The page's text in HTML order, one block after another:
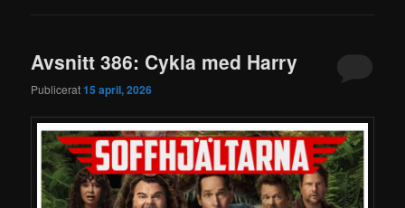
Avsnitt 386: Cykla med Harry
Publicerat15 april, 2026